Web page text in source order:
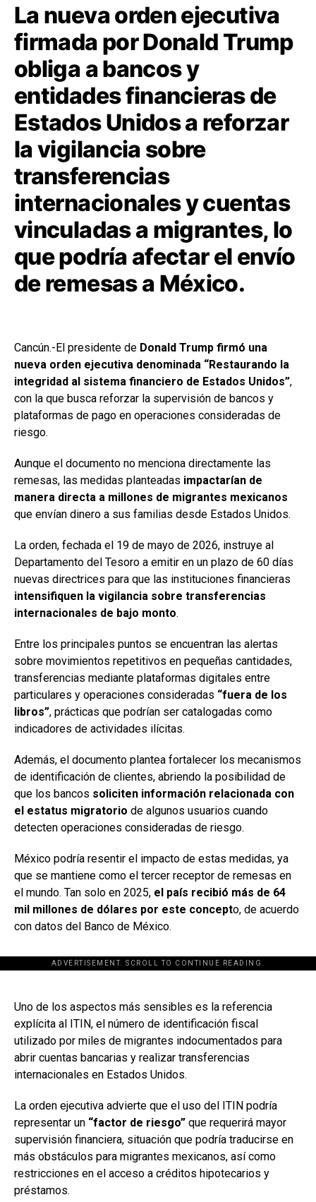
La nueva orden ejecutiva
firmada por Donald Trump
obliga a bancos y
entidades financieras de
Estados Unidos a reforzar
la vigilancia sobre
transferencias
internacionales y cuentas
vinculadas a migrantes, lo
que podría afectar el envío
de remesas a México.
Cancún.-El presidente de Donald Trump firmó una
nueva orden ejecutiva denominada “Restaurando la
integridad al sistema financiero de Estados Unidos”,
con la que busca reforzar la supervisión de bancos y
plataformas de pago en operaciones consideradas de
riesgo.
Aunque el documento no menciona directamente las
remesas, las medidas planteadas impactarían de
manera directa a millones de migrantes mexicanos
que envían dinero a sus familias desde Estados Unidos.
La orden, fechada el 19 de mayo de 2026, instruye al
Departamento del Tesoro a emitir en un plazo de 60 días
nuevas directrices para que las instituciones financieras
intensifiquen la vigilancia sobre transferencias
internacionales de bajo monto.
Entre los principales puntos se encuentran las alertas
sobre movimientos repetitivos en pequeñas cantidades,
transferencias mediante plataformas digitales entre
particulares y operaciones consideradas “fuera de los
libros”, prácticas que podrían ser catalogadas como
indicadores de actividades ilícitas.
Además, el documento plantea fortalecer los mecanismos
de identificación de clientes, abriendo la posibilidad de
que los bancos soliciten información relacionada con
el estatus migratorio de algunos usuarios cuando
detecten operaciones consideradas de riesgo.
México podría resentir el impacto de estas medidas, ya
que se mantiene como el tercer receptor de remesas en
el mundo. Tan solo en 2025, el país recibió más de 64
mil millones de dólares por este concepto, de acuerdo
con datos del Banco de México.
ADVERTISEMENT. SCROLL TO CONTINUE READING.
[adsforwp id="243463"]
Uno de los aspectos más sensibles es la referencia
explícita al ITIN, el número de identificación fiscal
utilizado por miles de migrantes indocumentados para
abrir cuentas bancarias y realizar transferencias
internacionales en Estados Unidos.
La orden ejecutiva advierte que el uso del ITIN podría
representar un “factor de riesgo” que requerirá mayor
supervisión financiera, situación que podría traducirse en
más obstáculos para migrantes mexicanos, así como
restricciones en el acceso a créditos hipotecarios y
préstamos.